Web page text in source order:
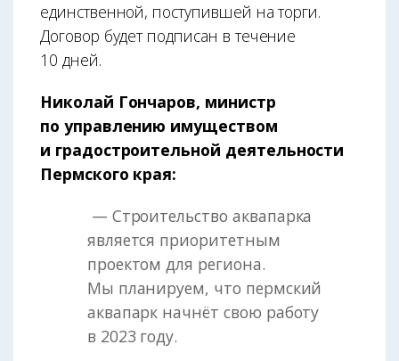
единственной, поступившей на торги.
Договор будет подписан в течение
10 дней.
Николай Гончаров, министр
по управлению имуществом
и градостроительной деятельности
Пермского края:
— Строительство аквапарка
является приоритетным
проектом для региона.
Мы планируем, что пермский
аквапарк начнёт свою работу
в 2023 году.